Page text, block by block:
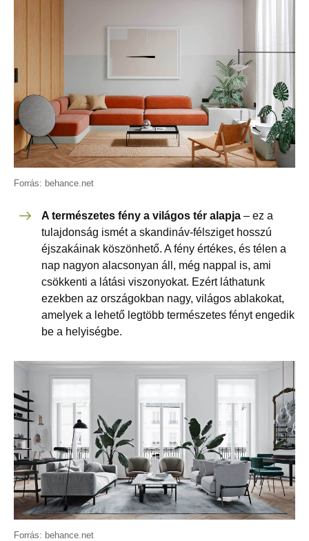
Forrás: behance.net
A természetes fény a világos tér alapja – ez a
tulajdonság ismét a skandináv-félsziget hosszú
éjszakáinak köszönhető. A fény értékes, és télen a
nap nagyon alacsonyan áll, még nappal is, ami
csökkenti a látási viszonyokat. Ezért láthatunk
ezekben az országokban nagy, világos ablakokat,
amelyek a lehető legtöbb természetes fényt engedik
be a helyiségbe.
Forrás: behance.net